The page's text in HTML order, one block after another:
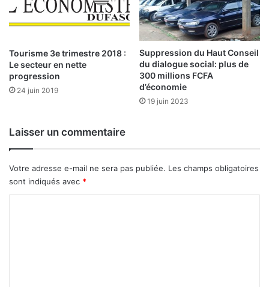
r
o
t
r
e
l
r
d
u
c
Tourisme 3e trimestre 2018 :
Le secteur en nette
progression
24 juin 2019
Suppression du Haut Conseil
du dialogue social: plus de
300 millions FCFA
d’économie
19 juin 2023
Laisser un commentaire
Votre adresse e-mail ne sera pas publiée. Les champs obligatoires
sont indiqués avec *